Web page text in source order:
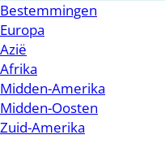
Bestemmingen
Europa
Azië
Afrika
Midden-Amerika
Midden-Oosten
Zuid-Amerika